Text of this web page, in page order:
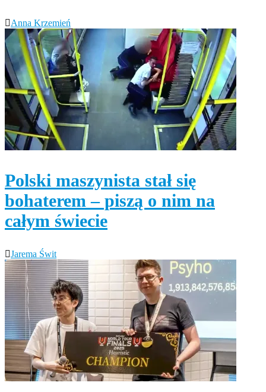
Anna Krzemień
Polski maszynista stał się
bohaterem – piszą o nim na
całym świecie
Jarema Świt